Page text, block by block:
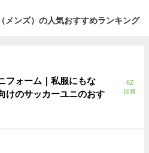
ンズ） の人気おすすめランキング
フォーム｜私服にもな
けのサッカーユニのおす
62
回答